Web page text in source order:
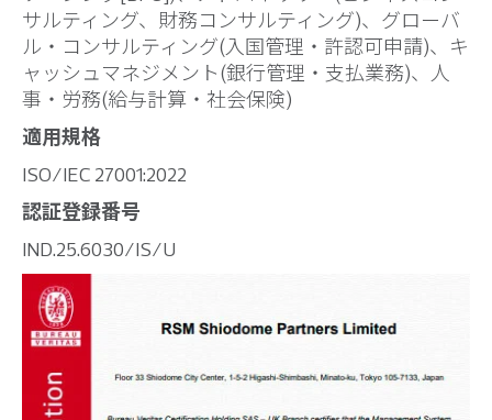
サルティング、財務コンサルティング)、グローバ
ル・コンサルティング(入国管理・許認可申請)、キ
ャッシュマネジメント(銀行管理・支払業務)、人
事・労務(給与計算・社会保険)
適用規格
ISO/IEC 27001:2022
認証登録番号
IND.25.6030/IS/U